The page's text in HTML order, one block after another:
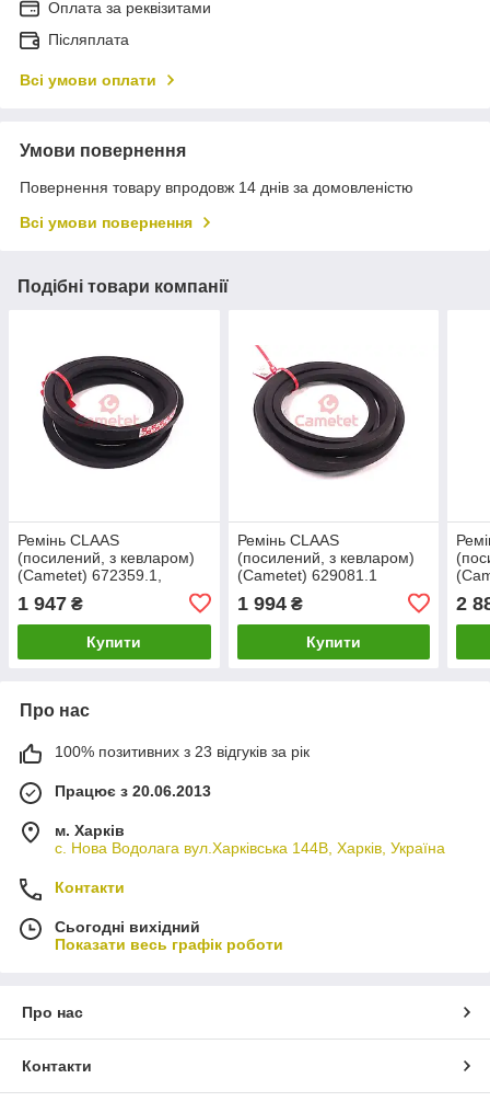
Оплата за реквізитами
Післяплата
Всі умови оплати
Умови повернення
Повернення товару впродовж 14 днів за домовленістю
Всі умови повернення
Подібні товари компанії
Ремінь CLAAS
(посилений, з кевларом)
(Cametet) 672359.1,
1 947 ₴
Купити
Ремінь CLAAS
(посилений, з кевларом)
(Cametet) 629081.1
1 994₴
Купити
2
Про нас
100% позитивних з 23 відгуків за рік
Працює з 20.06.2013
м. Харків
с. Нова Водолага вул.Харківська 144В, Харків, Україна
Контакти
Сьогодні вихідний
Показати весь графік роботи
Про нас
Контакти